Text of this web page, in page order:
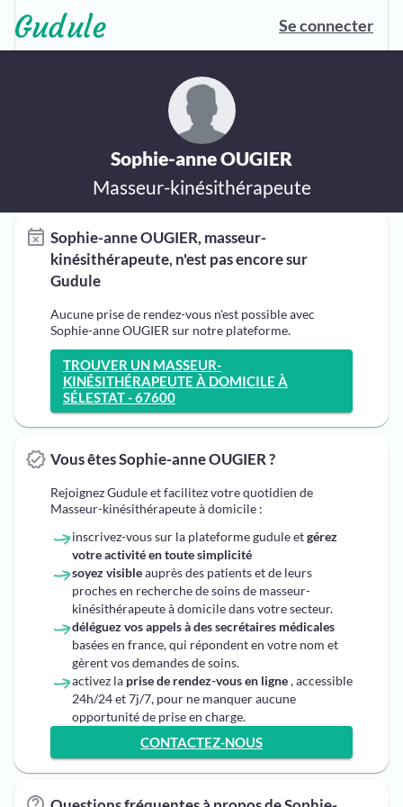
Se connecter
Sophie-anne OUGIER
Masseur-kinésithérapeute
Sophie-anne OUGIER, masseur-
kinésithérapeute, n'est pas encore sur
Gudule
Aucune prise de rendez-vous n'est possible avec
Sophie-anne OUGIER sur notre plateforme.
TROUVER UN MASSEUR-
KINÉSITHÉRAPEUTE À DOMICILE À
SÉLESTAT - 67600
Vous êtes Sophie-anne OUGIER ?
Rejoignez Gudule et facilitez votre quotidien de
Masseur-kinésithérapeute à domicile :
inscrivez-vous sur la plateforme gudule etgérez
votre activité en toute simplicité
soyez visibleauprès des patients et de leurs
proches en recherche de soins de masseur-
kinésithérapeute à domicile dans votre secteur.
déléguez vos appels à des secrétaires médicales
basées en france, qui répondent en votre nom et
gèrent vos demandes de soins.
activez la prise de rendez-vous en ligne, accessible
24h/24 et 7j/7, pour ne manquer aucune
opportunité de prise en charge.
CONTACTEZ-NOUS